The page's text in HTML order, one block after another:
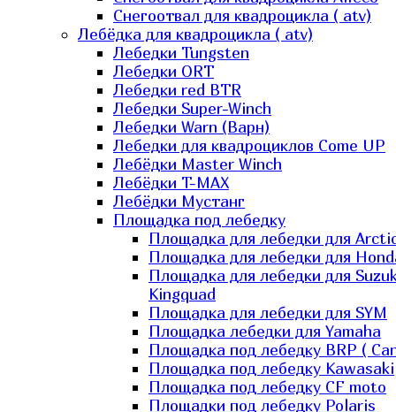
Снегоотвал для квадроцикла ( atv)
Лебёдка для квадроцикла ( atv)
Лебедки Tungsten
Лебедки ORT
Лебедки red BTR
Лебедки Super-Winch
Лебедки Warn (Варн)
Лебедки для квадроциклов Come UP
Лебёдки Master Winch
Лебёдки T-MAX
Лебёдки Мустанг
Площадка под лебедку
Площадка для лебедки для
Площадка для лебедки для
Площадка для лебедки для
Kingquad
Площадка для лебедки для SYM
Площадка лебедки для Yamaha
Площадка под лебедку BRP (
Площадка под лебедку Kawasaki
Площадка под лебедку СF moto
Площадки под лебедку Polaris